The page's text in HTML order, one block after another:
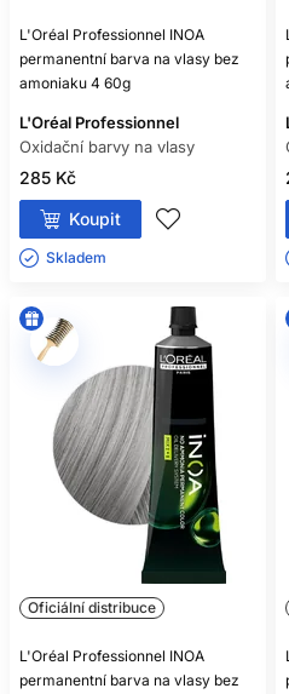
L'Oréal Professionnel INOA
permanentní barva na vlasy bez
amoniaku 4 60g
L'Oréal Professionnel
Oxidační barvy na vlasy
285 Kč
Koupit
Skladem ㅤ
Oficiální distribuce
L'Oréal Professionnel INOA
permanentní barva na vlasy bez